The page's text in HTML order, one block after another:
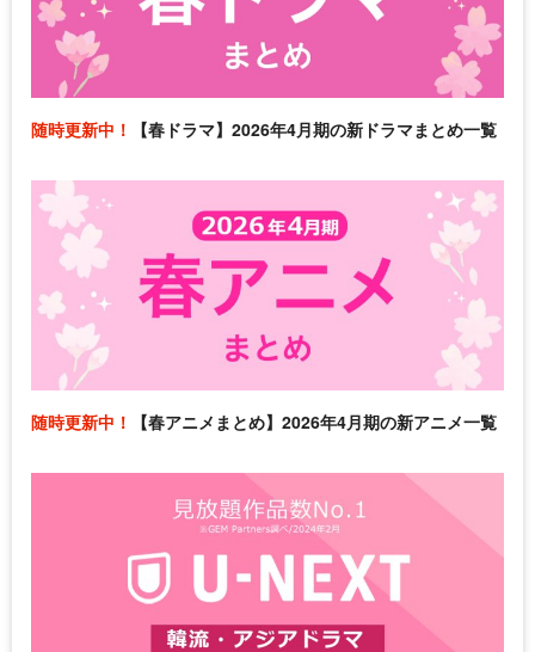
随時更新中！ 【春ドラマ】2026年4月期の新ドラマまとめ一覧
随時更新中！ 【春アニメまとめ】2026年4月期の新アニメ一覧